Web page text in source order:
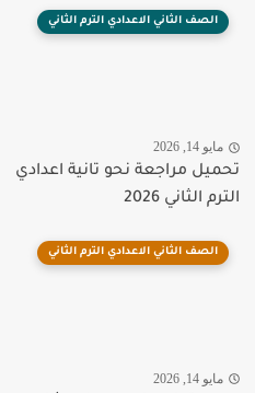
الصف الثاني الاعدادي الترم الثاني
مايو 14, 2026
تحميل مراجعة نحو تانية اعدادي
الترم الثاني 2026
الصف الثاني الاعدادي الترم الثاني
مايو 14, 2026